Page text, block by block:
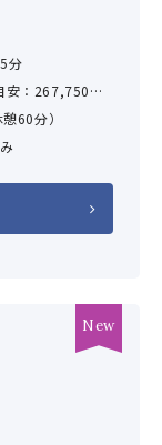
分
：267,750円
合）
内規定による）
60分）